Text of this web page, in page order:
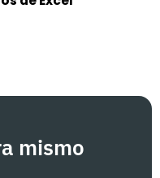
mismo